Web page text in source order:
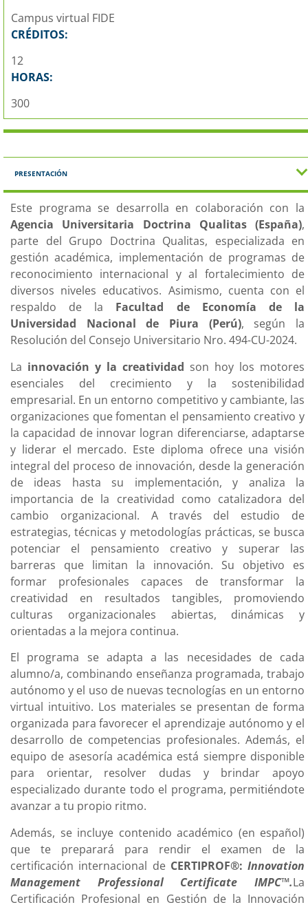
Campus virtual FIDE
CRÉDITOS:
12
HORAS:
300
PRESENTACIÓN
Este programa se desarrolla en colaboración con la
Agencia Universitaria Doctrina Qualitas (España),
parte del Grupo Doctrina Qualitas, especializada en
gestión académica, implementación de programas de
reconocimiento internacional y al fortalecimiento de
diversos niveles educativos. Asimismo, cuenta con el
respaldo de la Facultad de Economía de la
Universidad Nacional de Piura (Perú), según la
Resolución del Consejo Universitario Nro. 494-CU-2024.
La innovación y la creatividad son hoy los motores
esenciales del crecimiento y la sostenibilidad
empresarial. En un entorno competitivo y cambiante, las
organizaciones que fomentan el pensamiento creativo y
la capacidad de innovar logran diferenciarse, adaptarse
y liderar el mercado. Este diploma ofrece una visión
integral del proceso de innovación, desde la generación
de ideas hasta su implementación, y analiza la
importancia de la creatividad como catalizadora del
cambio organizacional. A través del estudio de
estrategias, técnicas y metodologías prácticas, se busca
potenciar el pensamiento creativo y superar las
barreras que limitan la innovación. Su objetivo es
formar profesionales capaces de transformar la
creatividad en resultados tangibles, promoviendo
culturas organizacionales abiertas, dinámicas y
orientadas a la mejora continua.
El programa se adapta a las necesidades de cada
alumno/a, combinando enseñanza programada, trabajo
autónomo y el uso de nuevas tecnologías en un entorno
virtual intuitivo. Los materiales se presentan de forma
organizada para favorecer el aprendizaje autónomo y el
desarrollo de competencias profesionales. Además, el
equipo de asesoría académica está siempre disponible
para orientar, resolver dudas y brindar apoyo
especializado durante todo el programa, permitiéndote
avanzar a tu propio ritmo.
Además, se incluye contenido académico (en español)
que te preparará para rendir el examen de la
certificación internacional de CERTIPROF®: Innovation
Management Professional Certificate IMPC™.La
Certificación Profesional en Gestión de la Innovación